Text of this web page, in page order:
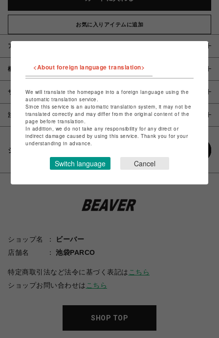
お気に入りアイテムに追加
アイテム説明 / 素材
概要
サイズ
注意事項
シェアする
ショップ名
ビーバー
店舗名
池袋PARCO
特定商取引法など法令に基づく表記は こちら
ショップお問い合わせは こちら
SHOP TOP
<About foreign language translation>
We will translate the homepage into a foreign language using the
automatic translation service.
Since this service is an automatic translation system, it may not be
translated correctly and may differ from the original content of the
page before translation.
In addition, we do not take any responsibility for any direct or
indirect damage caused by using this service. Thank you for your
understanding in advance.
Switch language Cancel